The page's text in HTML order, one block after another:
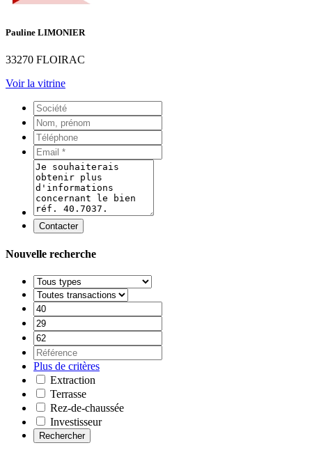
Pauline LIMONIER
33270 FLOIRAC
Voir la vitrine
Contacter
Nouvelle recherche
Plus de critères
Extraction
Terrasse
Rez-de-chaussée
Investisseur
Rechercher